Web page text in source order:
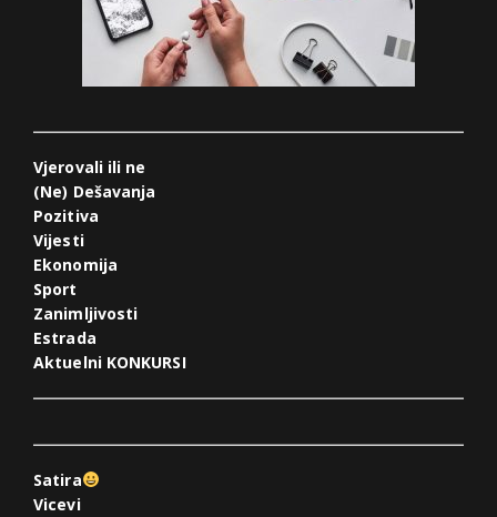
Vjerovali ili ne
(Ne) Dešavanja
Pozitiva
Vijesti
Ekonomija
Sport
Zanimljivosti
Estrada
Aktuelni KONKURSI
Satira
Vicevi